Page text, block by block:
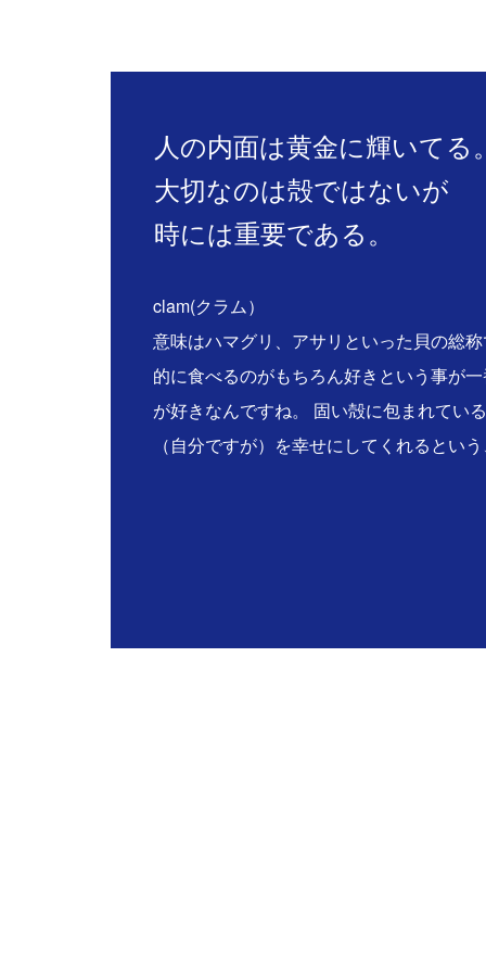
人の内面は黄金に輝いてる。
大切なのは殻ではないが
時には重要である。
clam(クラム）
意味はハマグリ、アサリといった貝の総
的に食べるのがもちろん好きという事が
が好きなんですね。 固い殻に包まれてい
（自分ですが）を幸せにしてくれるとい